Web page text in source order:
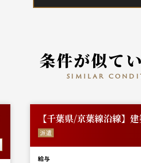
条件が似て
similar
【千葉県/京葉線沿線】
派遣
給与